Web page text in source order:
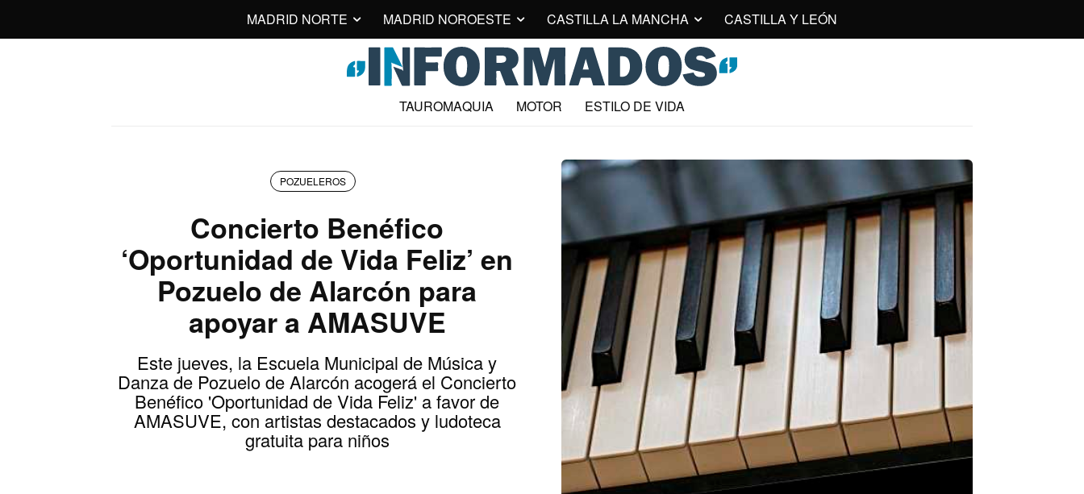
MADRID NORTE MADRID NOROESTE CASTILLA LA MANCHA CASTILLA Y LEÓN
TAUROMAQUIA MOTOR ESTILO DE VIDA
POZUELEROS
Concierto Benéfico
‘Oportunidad de Vida Feliz’ en
Pozuelo de Alarcón para
apoyar a AMASUVE
Este jueves, la Escuela Municipal de Música y
Danza de Pozuelo de Alarcón acogerá el Concierto
Benéfico 'Oportunidad de Vida Feliz' a favor de
AMASUVE, con artistas destacados y ludoteca
gratuita para niños